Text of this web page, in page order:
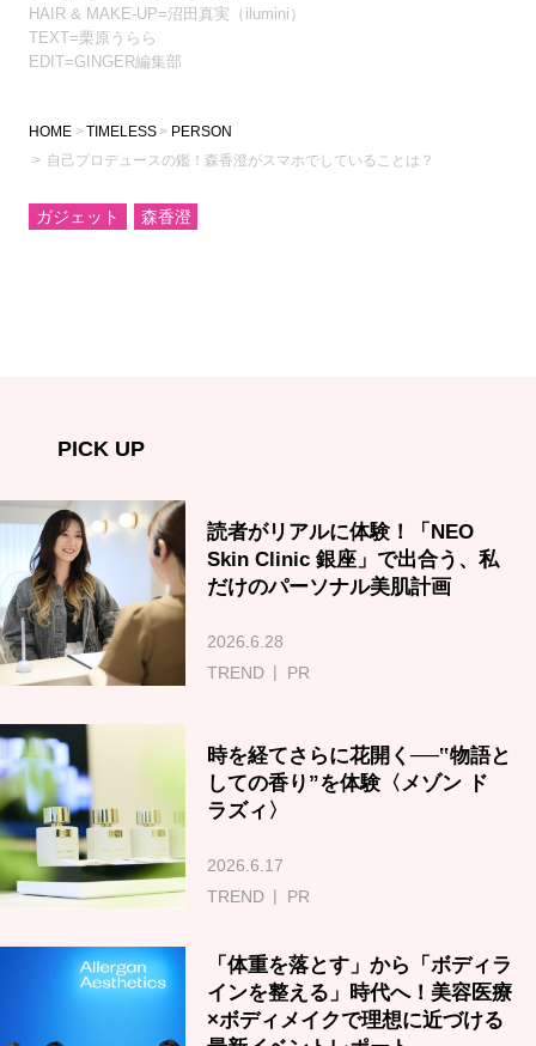
HAIR & MAKE-UP=沼田真実（ilumini）
TEXT=栗原うらら
EDIT=GINGER編集部
HOME TIMELESS
PERSON
自己プロデュースの鑑！森香澄がスマホでしていることは？
ガジェット 森香澄
PICK UP
読者がリアルに体験！「NEO
Skin Clinic 銀座」で出合う、私
だけのパーソナル美肌計画
2026.6.28
TREND
PR
時を経てさらに花開く──‟物語と
しての香り”を体験〈メゾン ド
ラズィ〉
2026.6.17
TREND
PR
「体重を落とす」から「ボディラ
インを整える」時代へ！美容医療
×ボディメイクで理想に近づける